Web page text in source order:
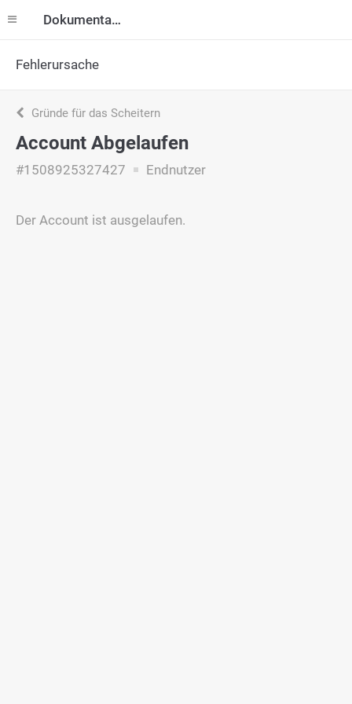
Dokumentation
Fehlerursache
Gründe für das Scheitern
Account Abgelaufen
#1508925327427 Endnutzer
Der Account ist ausgelaufen.